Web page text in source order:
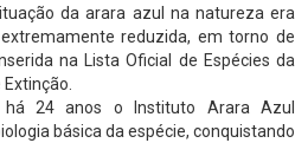
da arara azul na natureza era
reduzida, em torno de
na Lista Oficial de Espécies da
há 24 anos o Instituto Arara Azul
básica da espécie, conquistando